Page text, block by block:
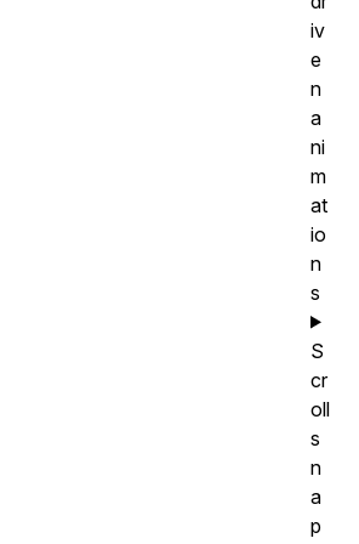
iv
e
n
a
ni
m
at
io
n
s
S
cr
oll
s
n
a
p